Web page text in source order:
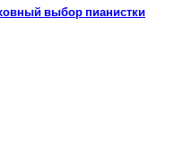
выбор пианистки